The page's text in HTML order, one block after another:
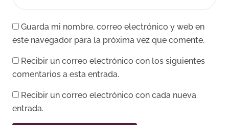
Guarda mi nombre, correo electrónico y web en
este navegador para la próxima vez que comente.
Recibir un correo electrónico con los siguientes
comentarios a esta entrada.
Recibir un correo electrónico con cada nueva
entrada.